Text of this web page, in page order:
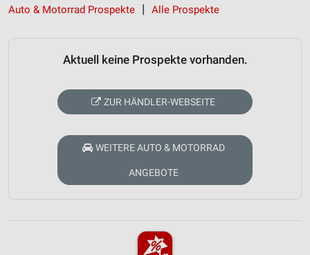
Auto & Motorrad Prospekte
Alle Prospekte
Aktuell keine Prospekte vorhanden.
ZUR HÄNDLER-WEBSEITE
WEITERE AUTO & MOTORRAD
ANGEBOTE